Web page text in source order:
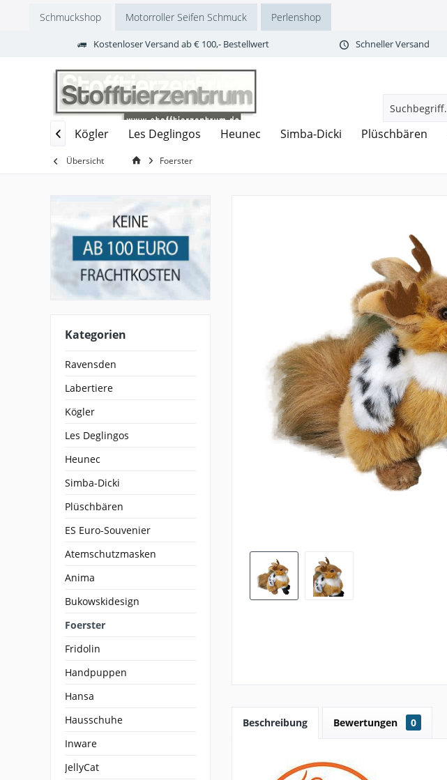
Schmuckshop Motorroller Seifen Schmuck Perlenshop
Kostenloser Versand ab € 100,- Bestellwert Schneller Versand
Kögler Les Deglingos Heunec Simba-Dicki Plüschbären

Übersicht Foerster
Kategorien
Ravensden
Labertiere
Kögler
Les Deglingos
Heunec
Simba-Dicki
Plüschbären
ES Euro-Souvenier
Atemschutzmasken
Anima
Bukowskidesign
Foerster
Fridolin
Handpuppen
Hansa
Hausschuhe
Inware
JellyCat
Beschreibung Bewertungen 0